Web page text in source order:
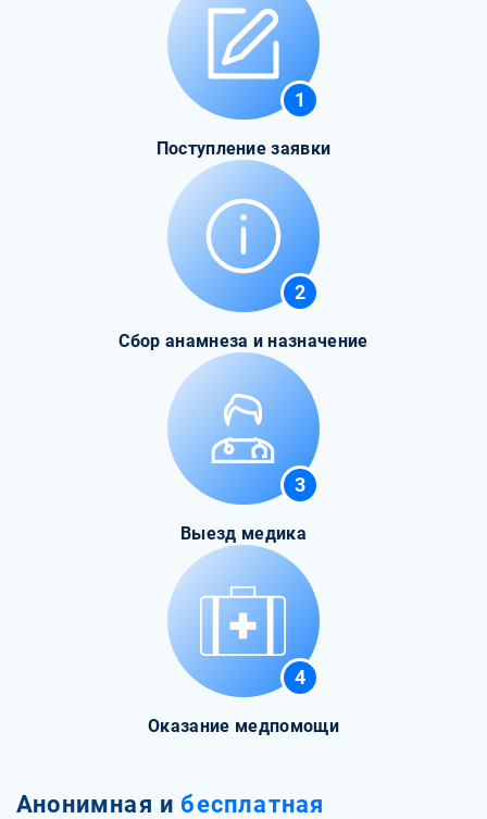
1
Поступление заявки
2
Сбор анамнеза и назначение
3
Выезд медика
4
Оказание медпомощи
Анонимная и бесплатная